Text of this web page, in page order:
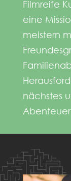
Filmreife
eine
meistern
nächstes